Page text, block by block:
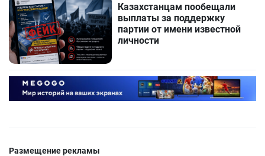
Казахстанцам пообещали
выплаты за поддержку
партии от имени известной
личности
Размещение рекламы